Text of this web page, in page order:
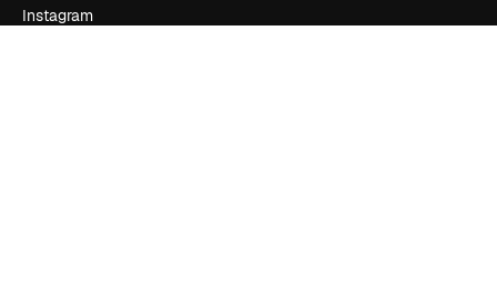
Instagram